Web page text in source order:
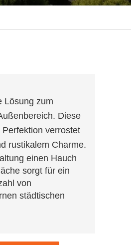
Pflanzgefäße aus Cortenstahl
Hochbeet aus Metall
Lösung zum
Diese
verrostet
rustikalem Charme.
einen Hauch
sorgt für ein
von
städtischen